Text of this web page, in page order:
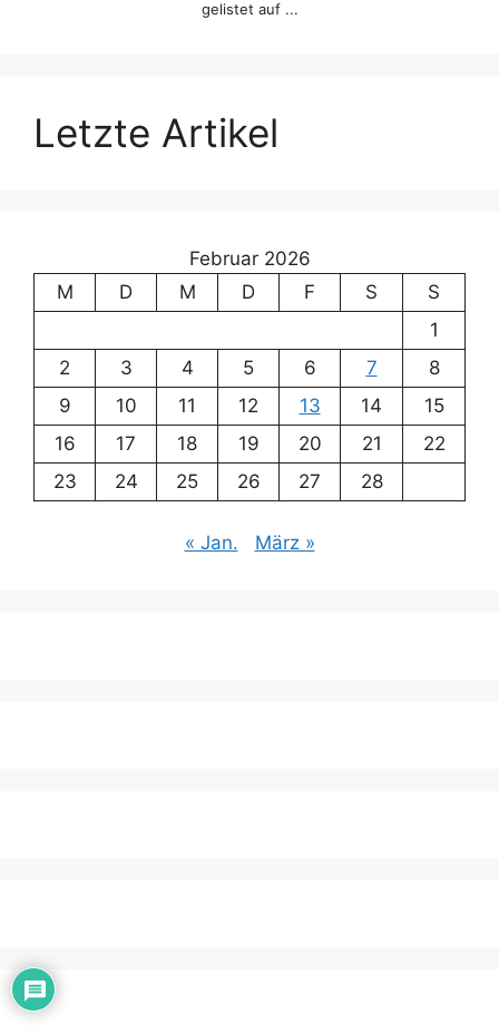
gelistet auf ...
Letzte Artikel
Februar 2026
M
D M D F S
S
1
2
3 4 5 6 7
8
9
10 11 12 13 14
15
16
17 18 19 20 21
22
23
24 25 26 27 28
« Jan. März »